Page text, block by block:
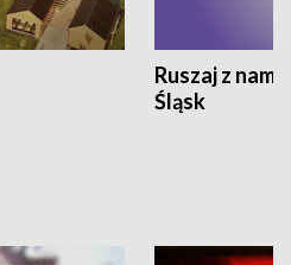
Ruszaj z
Śląsk